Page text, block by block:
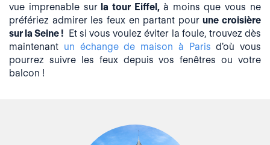
vue imprenable surla tour Eiffel, à moins que vous ne
préfériez admirer les feux en partant pourune croisière
sur la Seine ! Et si vous voulez éviter la foule, trouvez dès
maintenant un échange de maison à Paris d'où vous
pourrez suivre les feux depuis vos fenêtres ou votre
balcon !